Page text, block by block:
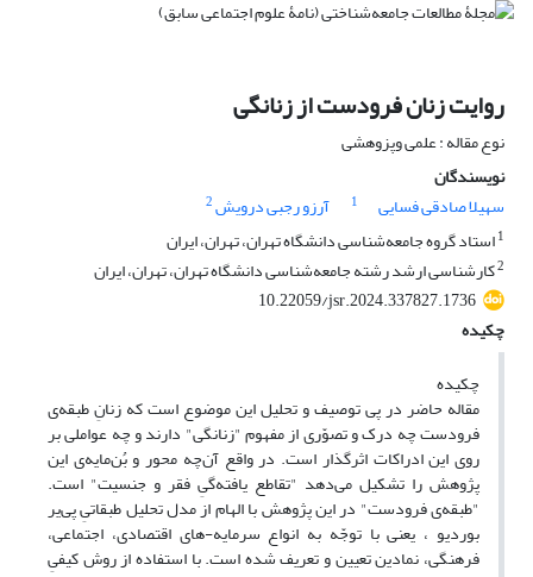
روایت زنان فرودست از زنانگی
نوع مقاله : علمی وپزوهشی
نویسندگان
سهیلا صادقی فسایی
1 آرزو رجبی درویش2
1استاد گروه جامعه‌شناسی دانشگاه تهران، تهران، ایران
2کارشناسی ارشد رشته جامعه‌شناسی دانشگاه تهران، تهران، ایران
10.22059/jsr.2024.337827.1736
چکیده
چکیده
مقاله حاضر در پی توصیف و تحلیل این موضوع است که زنانِ طبقه‌ی
فرودست چه درک و تصوّری از مفهوم "زنانگی" دارند و چه عواملی بر
روی این ادراکات اثرگذار است. در واقع آن‌چه محور و بُن‌مایه‌‌ی این
پژوهش را تشکیل می‌دهد "تقاطع یافته‌گیِ فقر و جنسیت" است.
"طبقه‌ی فرودست" در این پژوهش با الهام از مدل تحلیل طبقاتیِ پی‌یر
بوردیو ، یعنی با توجّه به انواع سرمایه-های اقتصادی، اجتماعی،
فرهنگی، نمادین تعیین و تعریف شده است. با استفاده از روش کیفیِ